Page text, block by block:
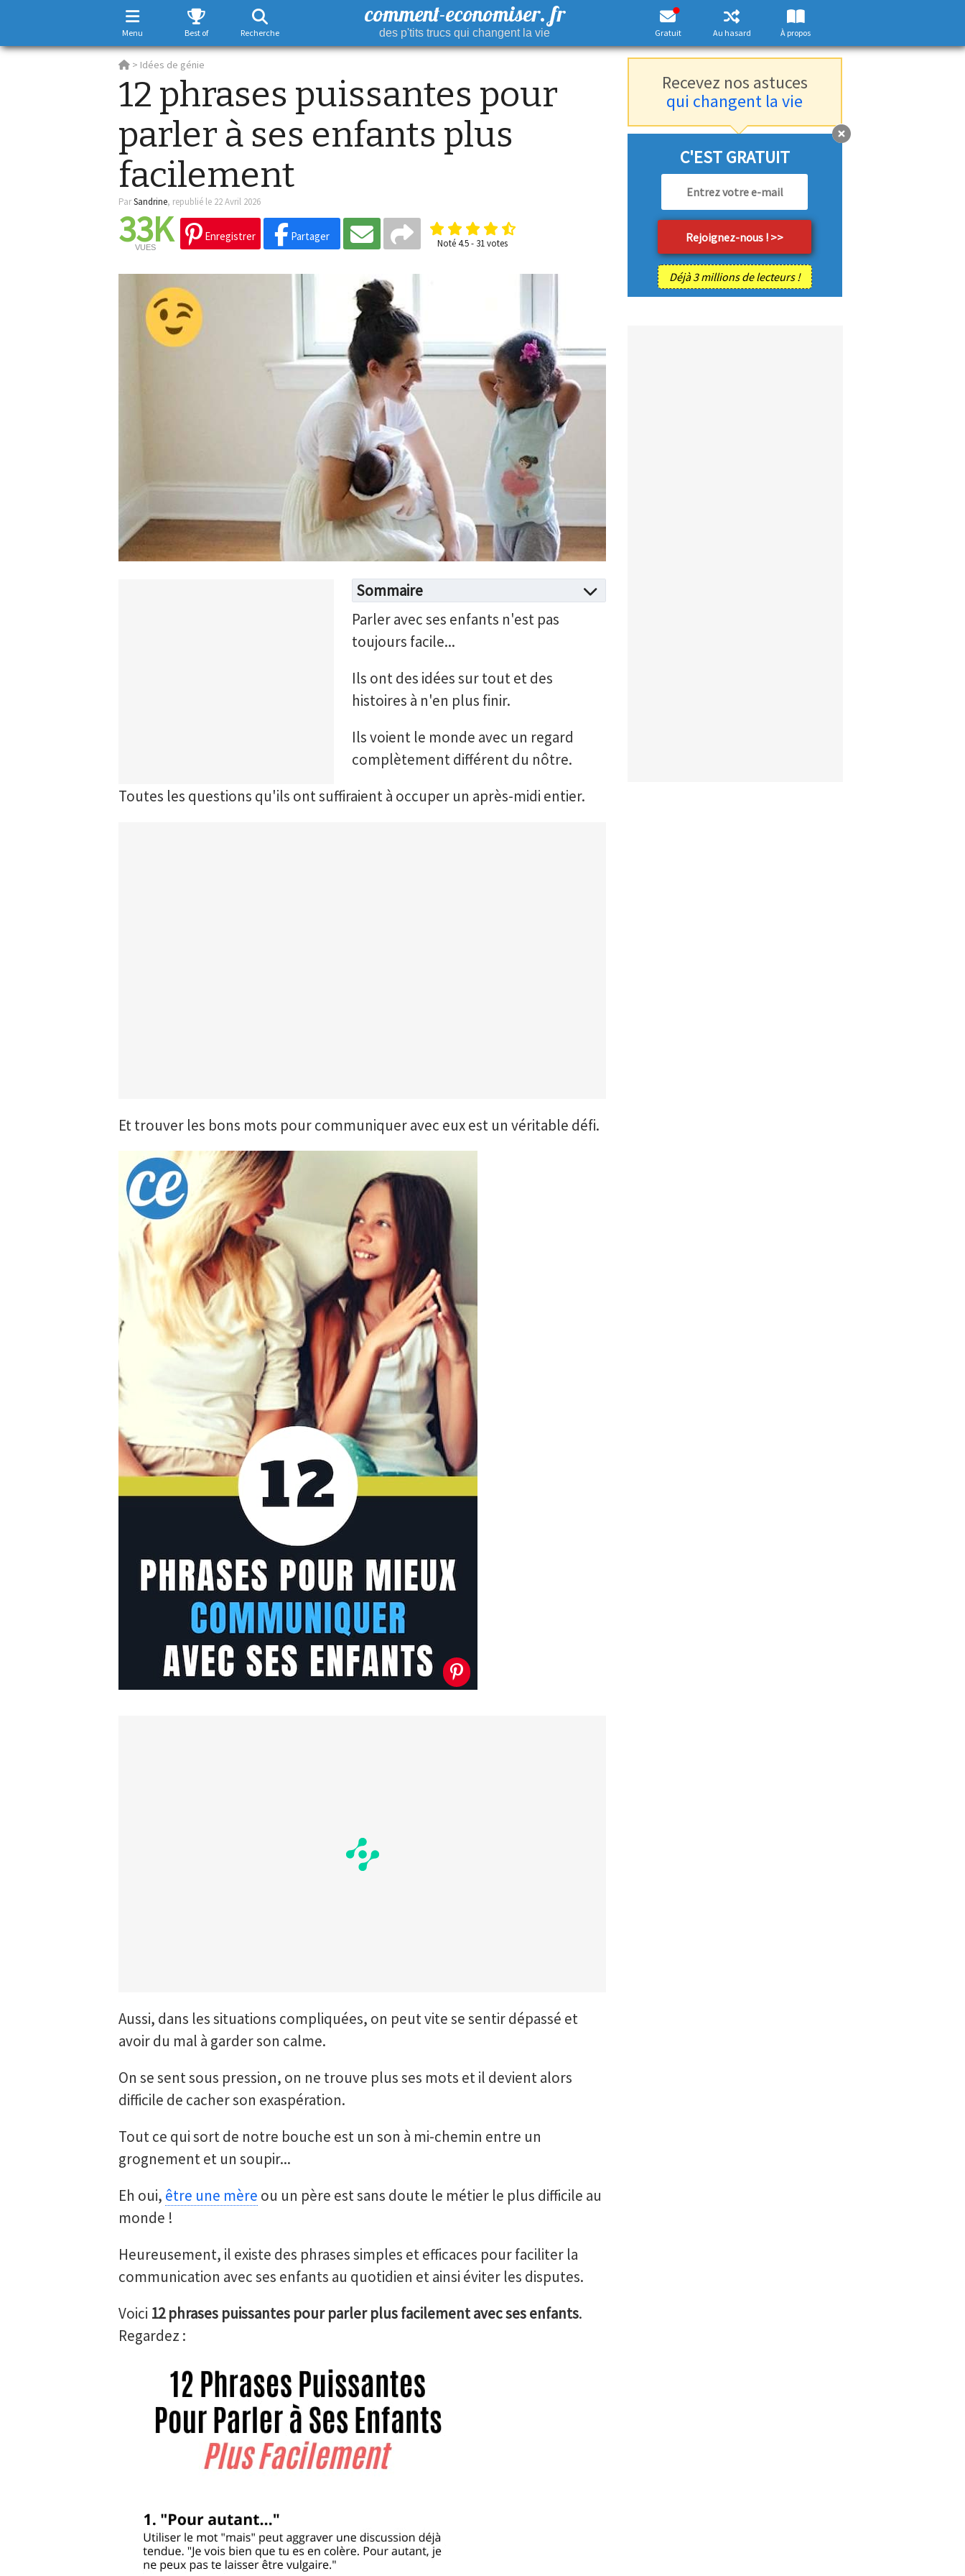
Menu Best of Recherche
comment-economiser. fr
des p'tits trucs qui changent la vie Gratuit Au hasard À propos
> Idées de génie
12 phrases puissantes pour
parler à ses enfants plus
facilement
ParSandrine, republié le 22 Avril 2026
33K
VUES
Enregistrer Partager
Noté4.5- 31votes
Sommaire
Parler avec ses enfants n'est pas
toujours facile...
Ils ont des idées sur tout et des
histoires à n'en plus finir.
Ils voient le monde avec un regard
complètement différent du nôtre.
Toutes les questions qu'ils ont suffiraient à occuper un après-midi entier.
Et trouver les bons mots pour communiquer avec eux est un véritable défi.
Aussi, dans les situations compliquées, on peut vite se sentir dépassé et
avoir du mal à garder son calme.
On se sent sous pression, on ne trouve plus ses mots et il devient alors
difficile de cacher son exaspération.
Tout ce qui sort de notre bouche est un son à mi-chemin entre un
grognement et un soupir...
Eh oui, être une mère ou un père est sans doute le métier le plus difficile au
monde !
Heureusement, il existe des phrases simples et efficaces pour faciliter la
communication avec ses enfants au quotidien et ainsi éviter les disputes.
Voici 12 phrases puissantes pour parler plus facilement avec ses enfants.
Regardez :
Recevez nos astuces
qui changent la vie
C'EST GRATUIT
Déjà 3 millions de lecteurs !